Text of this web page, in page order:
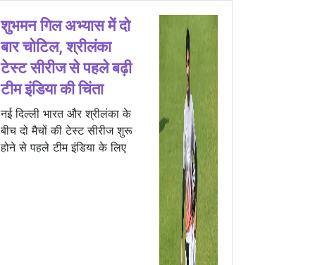
शुभमन गिल अभ्यास में दो
बार चोटिल, श्रीलंका
टेस्ट सीरीज से पहले बढ़ी
टीम इंडिया की चिंता
नई दिल्ली भारत और श्रीलंका के
बीच दो मैचों की टेस्ट सीरीज शुरू
होने से पहले टीम इंडिया के लिए